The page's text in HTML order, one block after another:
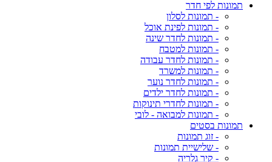
תמונות לפי חדר
- תמונות לסלון
- תמונות לפינת אוכל
- תמונות לחדר שינה
- תמונות למטבח
- תמונות לחדר עבודה
- תמונות למשרד
- תמונות לחדר נוער
- תמונות לחדר ילדים
- תמונות לחדרי תינוקות
- תמונות למבואה - לובי
תמונות בסטים
- זוג תמונות
- שלישיית תמונות
- קיר גלריה